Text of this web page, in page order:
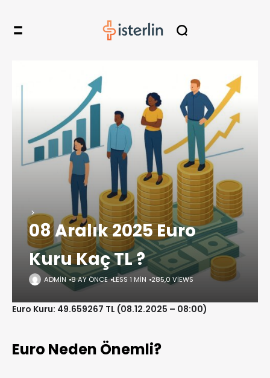
08 Aralık 2025 Euro
Kuru Kaç TL ?
ADMIN 8 AY ÖNCE LESS 1 MIN 285,0 VIEWS
Euro Kuru: 49.659267 TL (08.12.2025 – 08:00)
Euro Neden Önemli?